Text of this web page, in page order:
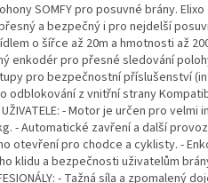
SOMFY pro posuvné brány.
a bezpečný i pro nejdelší
o šířce až 20m a hmotnosti až
enkodér pro přesné sledování
pro bezpečnostní příslušenství
odblokování z vnitřní strany
UŽIVATELE: - Motor je určen pro
- Automatické zavření a další
otevření pro chodce a cyklisty. -
klidu a bezpečnosti uživatelům
- Tažná síla a